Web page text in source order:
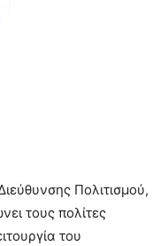
Πολιτισμού,
τους πολίτες
του